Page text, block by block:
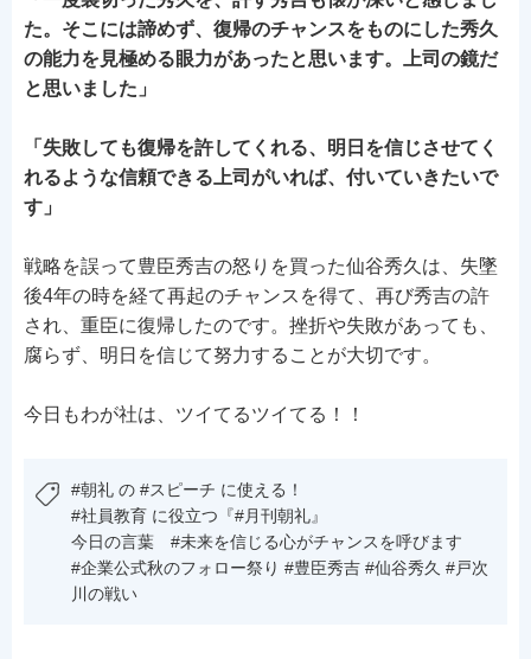
た。そこには諦めず、復帰のチャンスをものにした秀久
の能力を見極める眼力があったと思います。上司の鏡だ
と思いました」
「失敗しても復帰を許してくれる、明日を信じさせてく
れるような信頼できる上司がいれば、付いていきたいで
す」
戦略を誤って豊臣秀吉の怒りを買った仙谷秀久は、失墜
後4年の時を経て再起のチャンスを得て、再び秀吉の許
され、重臣に復帰したのです。挫折や失敗があっても、
腐らず、明日を信じて努力することが大切です。
今日もわが社は、ツイてるツイてる！！
#朝礼 の #スピーチ に使える！
#社員教育 に役立つ『#月刊朝礼』
今日の言葉 #未来を信じる心がチャンスを呼びます
#企業公式秋のフォロー祭り #豊臣秀吉 #仙谷秀久 #戸次
川の戦い